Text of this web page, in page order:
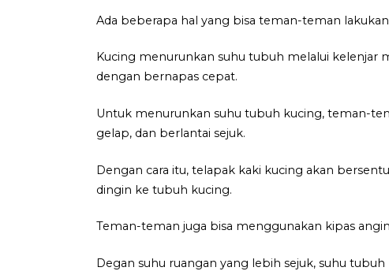
Ada beberapa hal yang bisa teman-teman
Kucing menurunkan suhu tubuh melalui kelenjar
dengan bernapas cepat.
Untuk menurunkan suhu tubuh kucing, teman-
gelap, dan berlantai sejuk.
Dengan cara itu, telapak kaki kucing akan
dingin ke tubuh kucing.
Teman-teman juga bisa menggunakan kipas
Degan suhu ruangan yang lebih sejuk, suhu